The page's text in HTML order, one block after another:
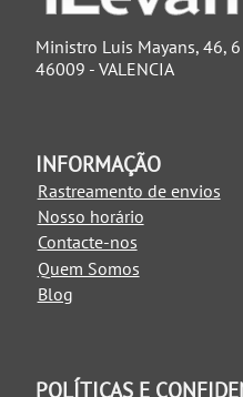
Ministro Luis Mayans, 46, 6
46009 - VALENCIA
INFORMAÇÃO
Rastreamento de envios
Nosso horário
Contacte-nos
Quem Somos
Blog
POLÍTICAS E